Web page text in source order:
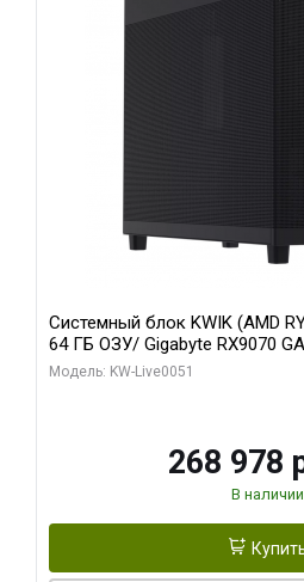
Системный блок KWIK (AMD
64 ГБ ОЗУ/ Gigabyte RX9070
256bit 2xDP 2xH/ 960 ГБ SSD)
Модель: KW-Live0051
268 978
В наличии